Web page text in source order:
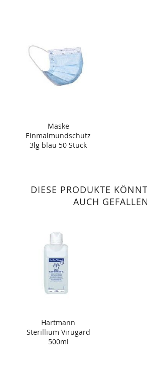
Maske
Einmalmundschutz
3lg blau 50 Stück
DIESE PRODUKTE
AUCH
Hartmann
Sterillium Virugard
500ml